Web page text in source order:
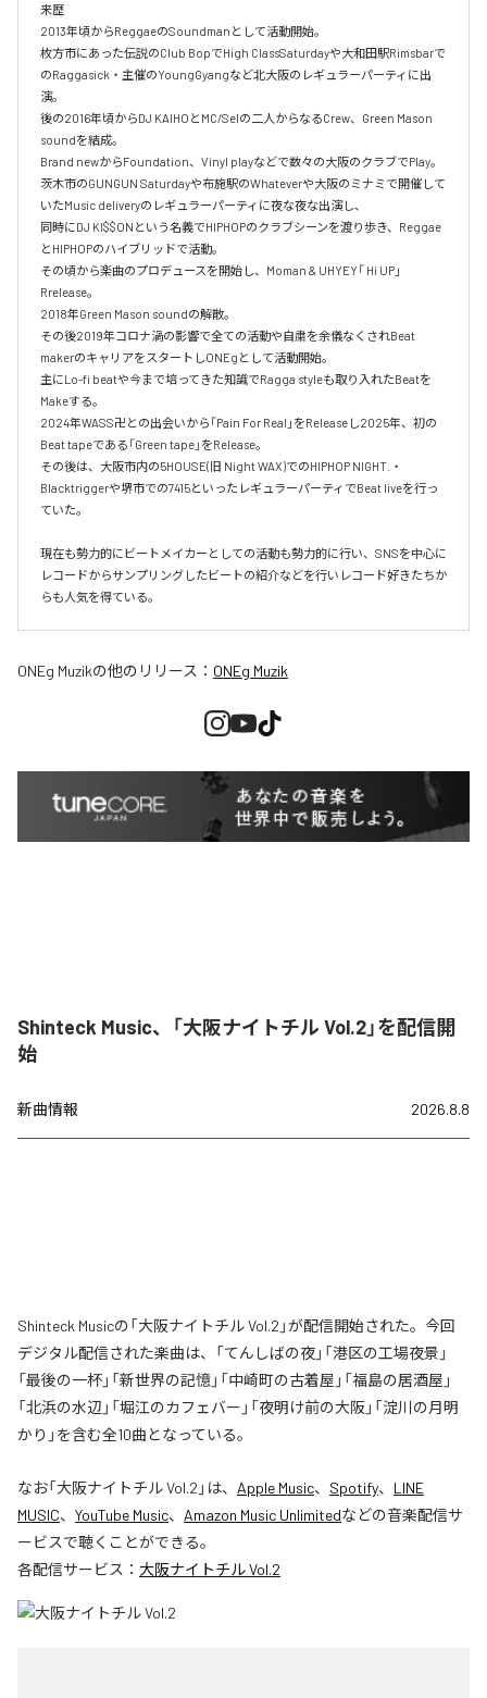
来歴
2013年頃からReggaeのSoundmanとして活動開始。
枚方市にあった伝説のClub BopでHigh ClassSaturdayや大和田駅Rimsbarで
のRaggasick・主催のYoungGyangなど北大阪のレギュラーパーティに出
演。
後の2016年頃からDJ KAIHOとMC/Selの二人からなるCrew、Green Mason
soundを結成。
Brand newからFoundation、Vinyl playなどで数々の大阪のクラブでPlay。
茨木市のGUNGUN Saturdayや布施駅のWhateverや大阪のミナミで開催して
いたMusic deliveryのレギュラーパーティに夜な夜な出演し、
同時にDJ KI$$ONという名義でHIPHOPのクラブシーンを渡り歩き、Reggae
とHIPHOPのハイブリッドで活動。
その頃から楽曲のプロデュースを開始し、Moman & UHYEY「 Hi UP」
Rrelease。
2018年Green Mason soundの解散。
その後2019年コロナ渦の影響で全ての活動や自粛を余儀なくされBeat
makerのキャリアをスタートしONEgとして活動開始。
主にLo-fi beatや今まで培ってきた知識でRagga styleも取り入れたBeatを
Makeする。
2024年WASS卍との出会いから「Pain For Real」をReleaseし2025年、初の
Beat tapeである「Green tape」をRelease。
その後は、大阪市内の5HOUSE(旧 Night WAX)でのHIPHOP NIGHT.・
Blacktriggerや堺市での7415といったレギュラーパーティでBeat liveを行っ
ていた。
現在も勢力的にビートメイカーとしての活動も勢力的に行い、SNSを中心に
レコードからサンプリングしたビートの紹介などを行いレコード好きたちか
らも人気を得ている。
ONEg Muzikの他のリリース： ONEg Muzik
Shinteck Music、「大阪ナイトチル Vol.2」を配信開
始
新曲情報 2026.8.8
Shinteck Musicの「大阪ナイトチル Vol.2」が配信開始された。今回
デジタル配信された楽曲は、「てんしばの夜」「港区の工場夜景」
「最後の一杯」「新世界の記憶」「中崎町の古着屋」「福島の居酒屋」
「北浜の水辺」「堀江のカフェバー」「夜明け前の大阪」「淀川の月明
かり」を含む全10曲となっている。
なお「大阪ナイトチル Vol.2 」は、 Apple Music、 Spotify、 LINE
MUSIC、 YouTube Music、 Amazon Music Unlimitedなどの音楽配信サ
ービスで聴くことができる。
各配信サービス： 大阪ナイトチル Vol.2